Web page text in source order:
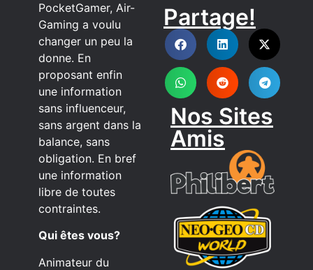
PocketGamer, Air-
Gaming a voulu
changer un peu la
donne. En
proposant enfin
une information
sans influenceur,
sans argent dans la
balance, sans
obligation. En bref
une information
libre de toutes
contraintes.
Qui êtes vous?
Animateur du
DISCORD
Partage!
Nos Sites
Amis